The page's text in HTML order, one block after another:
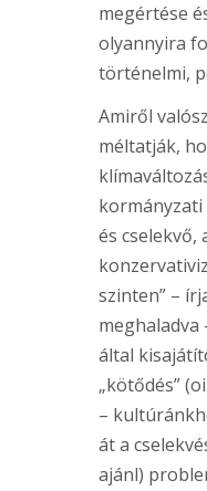
megértése
olyannyira
történelmi,
Amiről
méltatják,
és
szinten” –
meghaladva
által
„kötődés”
–
át a
ajánl)